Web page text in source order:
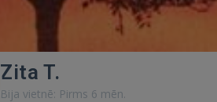
Zita T.
Bija vietnē: Pirms 6 mēn.